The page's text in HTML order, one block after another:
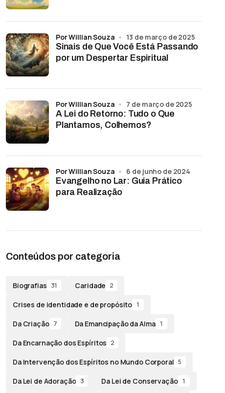
Sinais de Que Você Está Passando
por um Despertar Espiritual
por Willian Souza 13 de março de 2025
A Lei do Retorno: Tudo o Que
Plantamos, Colhemos?
por Willian Souza 7 de março de 2025
Evangelho no Lar: Guia Prático
para Realização
por Willian Souza 6 de junho de 2024
Conteúdos por categoria
Biografias 31 Caridade 2
Crises de identidade e de propósito 1
Da Criação 7 Da Emancipação da Alma 1
Da Encarnação dos Espíritos 2
Da Intervenção dos Espíritos no Mundo Corporal 5
Da Lei de Adoração 3 Da Lei de Conservação 1